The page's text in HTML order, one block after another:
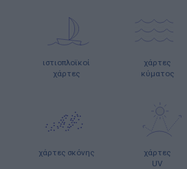
ιστιοπλοϊκοί
χάρτες
χάρτες
κύματος
χάρτες σκόνης
χάρτες
UV